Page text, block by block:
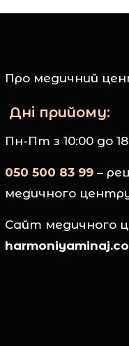
Про медичний
Дні прийому:
Пн-Пт з 10:00 до
050 500 83 99 –
медичного
Сайт медичного